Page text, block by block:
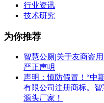
行业资讯
技术研究
为你推荐
智慧公厕|关于友商盗
严正声明
声明：慎防假冒！“中
有限公司注册商标。
源头厂家！